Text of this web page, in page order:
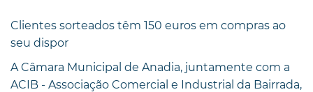
Clientes sorteados têm 150 euros em compras ao
seu dispor
A Câmara Municipal de Anadia, juntamente com a
ACIB - Associação Comercial e Industrial da Bairrada,